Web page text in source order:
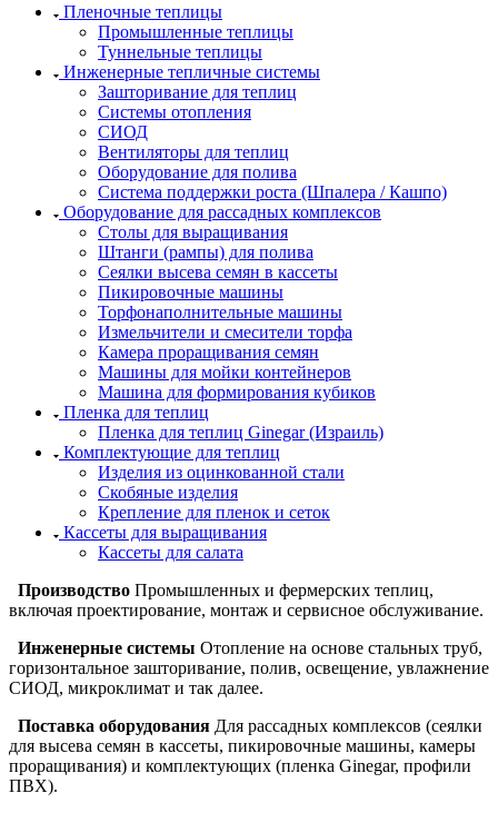
Пленочные теплицы
Промышленные теплицы
Туннельные теплицы
Инженерные тепличные системы
Зашторивание для теплиц
Системы отопления
СИОД
Вентиляторы для теплиц
Оборудование для полива
Система поддержки роста (Шпалера / Кашпо)
Оборудование для рассадных комплексов
Столы для выращивания
Штанги (рампы) для полива
Сеялки высева семян в кассеты
Пикировочные машины
Торфонаполнительные машины
Измельчители и смесители торфа
Камера проращивания семян
Машины для мойки контейнеров
Машина для формирования кубиков
Пленка для теплиц
Пленка для теплиц Ginegar (Израиль)
Комплектующие для теплиц
Изделия из оцинкованной стали
Скобяные изделия
Крепление для пленок и сеток
Кассеты для выращивания
Кассеты для салата
Производство Промышленных и фермерских теплиц,
включая проектирование, монтаж и сервисное обслуживание.
Инженерные системы Отопление на основе стальных труб,
горизонтальное зашторивание, полив, освещение, увлажнение
СИОД, микроклимат и так далее.
Поставка оборудования Для рассадных комплексов (сеялки
для высева семян в кассеты, пикировочные машины, камеры
проращивания) и комплектующих (пленка Ginegar, профили
ПВХ).